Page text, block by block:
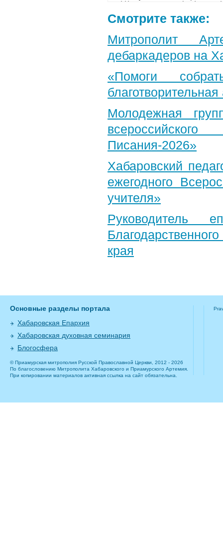
Смотрите также:
Митрополит
дебаркадеров на
«Помоги
Молодежная
Писания-2026»
Хабаровский
ежегодного
учителя»
Руководитель
края
Основные разделы портала
Хабаровская Епархия
Хабаровская духовная семинария
Блогосфера
© Приамурская митрополия Русской Православной Церкви, 2012 - 2026
По благословению Митрополита Хабаровского и Приамурского Артемия.
При копировании материалов активная ссылка на сайт обязательна.